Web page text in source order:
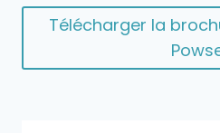
Télécharger la